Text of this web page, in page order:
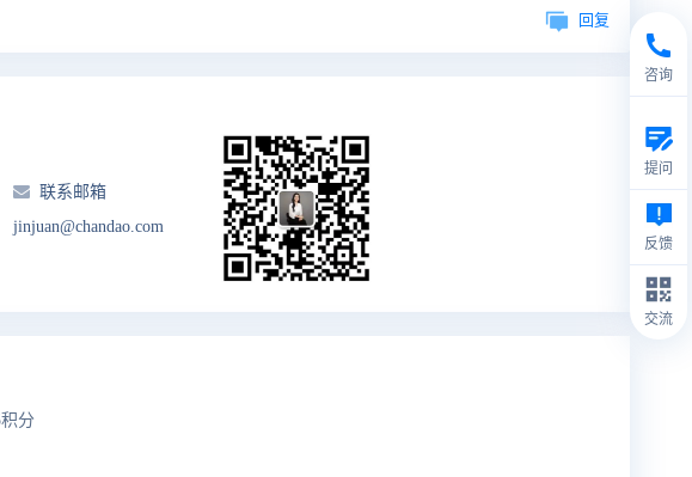
回复
联系邮箱
jinjuan@chandao.com
分
咨询
提问
反馈
交流